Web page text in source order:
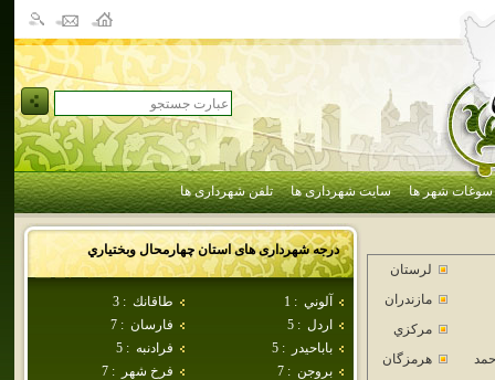
سوغات شهر ها سایت شهرداری ها تلفن شهرداری ها
درجه شهرداری های استانچهارمحال وبختياري
آلوني :
1 طاقانك :
3
اردل :
5 فارسان :
7
باباحيدر
:
5 فرادنبه :
5
بروجن :
7 فرخ شهر :
7
لرستان
مازندران
مركزي
هرمزگان